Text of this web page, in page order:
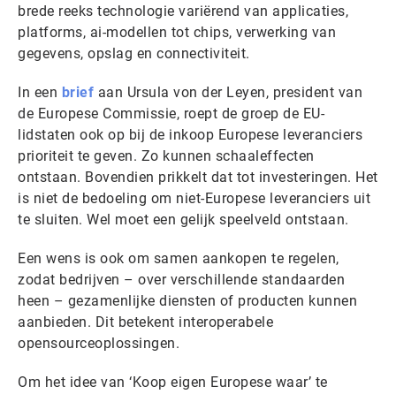
brede reeks technologie variërend van applicaties,
platforms, ai-modellen tot chips, verwerking van
gegevens, opslag en connectiviteit.
In een brief aan Ursula von der Leyen, president van
de Europese Commissie, roept de groep de EU-
lidstaten ook op bij de inkoop Europese leveranciers
prioriteit te geven. Zo kunnen schaaleffecten
ontstaan. Bovendien prikkelt dat tot investeringen. Het
is niet de bedoeling om niet-Europese leveranciers uit
te sluiten. Wel moet een gelijk speelveld ontstaan.
Een wens is ook om samen aankopen te regelen,
zodat bedrijven – over verschillende standaarden
heen – gezamenlijke diensten of producten kunnen
aanbieden. Dit betekent interoperabele
opensourceoplossingen.
Om het idee van ‘Koop eigen Europese waar’ te